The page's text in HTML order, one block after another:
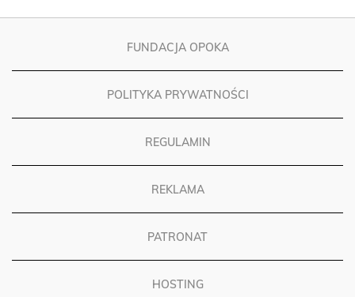
FUNDACJA OPOKA
POLITYKA PRYWATNOŚCI
REGULAMIN
REKLAMA
PATRONAT
HOSTING